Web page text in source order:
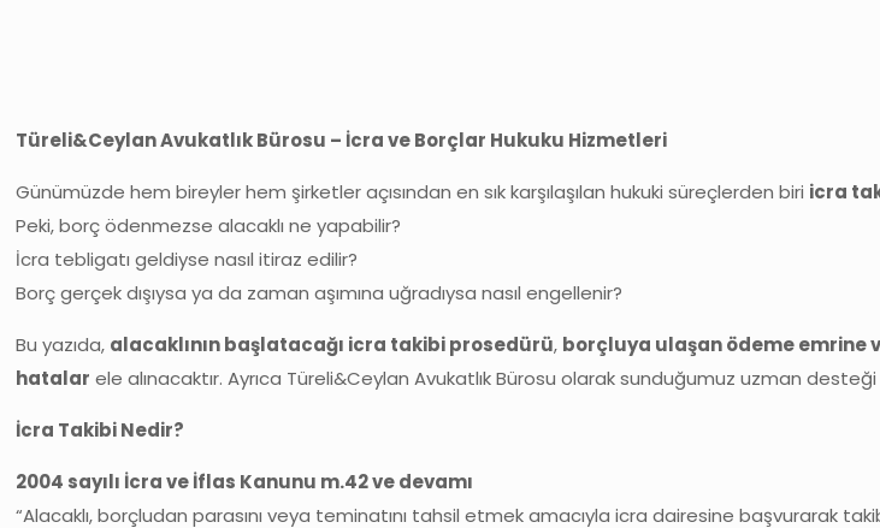
Türeli&Ceylan Avukatlık Bürosu – İcra ve Borçlar Hukuku Hizmetleri
Günümüzde hem bireyler hem şirketler açısından en sık karşılaşılan hukuki süreçlerden biri icra
Peki, borç ödenmezse alacaklı ne yapabilir?
İcra tebligatı geldiyse nasıl itiraz edilir?
Borç gerçek dışıysa ya da zaman aşımına uğradıysa nasıl engellenir?
Bu yazıda, alacaklının başlatacağı icra takibi prosedürü, borçluya ulaşan ödeme emrine
hatalar ele alınacaktır. Ayrıca Türeli&Ceylan Avukatlık Bürosu olarak sunduğumuz uzman desteği
İcra Takibi Nedir?
2004 sayılı İcra ve İflas Kanunu m.42 ve devamı
“Alacaklı, borçludan parasını veya teminatını tahsil etmek amacıyla icra dairesine başvurarak